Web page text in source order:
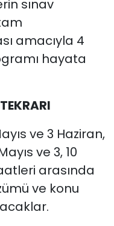
sınav
amacıyla 4
hayata
ve 3 Haziran,
ve 3, 10
arasında
ve konu